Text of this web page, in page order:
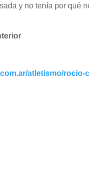
y no tenía por qué
atletismo/